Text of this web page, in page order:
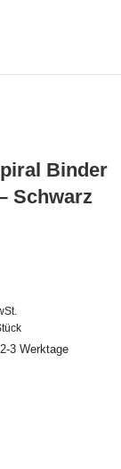
Binder
Schwarz
3 Werktage